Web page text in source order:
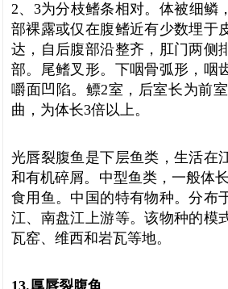
2、3为分枝鳍条相对。体被细鳞
部裸露或仅在腹鳍近有少数埋于
达，自后腹部沿整齐，肛门两侧
部。尾鳍叉形。下咽骨弧形，咽
嚼面凹陷。鳔2室，后室长为前
曲，为体长3倍以上。
光唇裂腹鱼是下层鱼类，生活在
和有机碎屑。中型鱼类，一般体
食用鱼。中国的特有物种。分布
江、南盘江上游等。该物种的模
瓦窑、维西和岩瓦等地。
13.厚唇裂腹鱼